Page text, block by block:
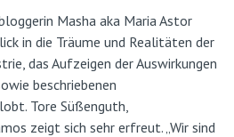
Masha aka Maria Astor
in die Träume und Realitäten der
das Aufzeigen der Auswirkungen
beschriebenen
Tore Süßenguth,
zeigt sich sehr erfreut. „Wir sind